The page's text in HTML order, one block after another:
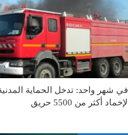
في شهر واحد: تدخل الحماية
لإخماد أكثر من 5500 حريق